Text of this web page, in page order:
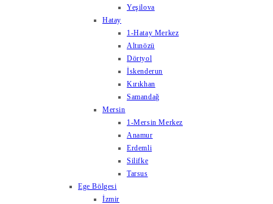
Yeşilova
Hatay
1-Hatay Merkez
Altınözü
Dörtyol
İskenderun
Kırıkhan
Samandağ
Mersin
1-Mersin Merkez
Anamur
Erdemli
Silifke
Tarsus
Ege Bölgesi
İzmir